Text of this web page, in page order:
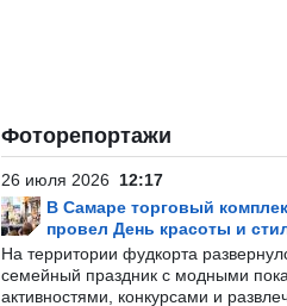
Фоторепортажи
26 июля 2026 12:17
В Самаре торговый
провел День красоты и
На территории фудкорта
семейный праздник с модными
активностями, конкурсами и